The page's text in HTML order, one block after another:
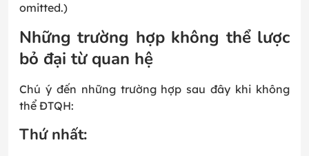
omitted.)
Những trường hợp không thể lược
bỏ đại từ quan hệ
Chú ý đến những trường hợp sau đây khi không
thể ĐTQH:
Thứ nhất: